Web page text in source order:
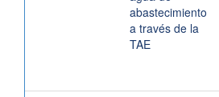
abastecimiento
a través de la
TAE